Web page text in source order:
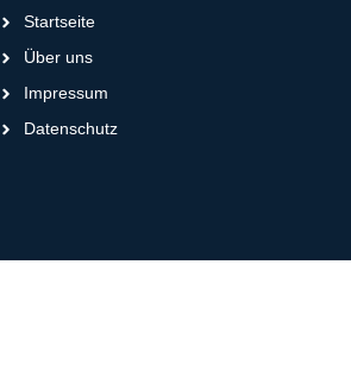
Startseite
Über uns
Impressum
Datenschutz